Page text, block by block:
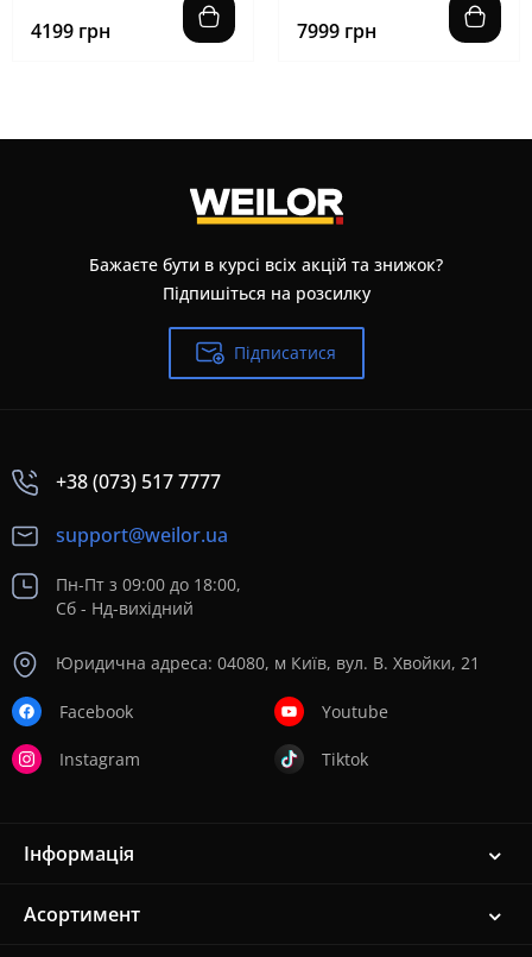
4199 грн 7999 грн
Бажаєте бути в курсі всіх акцій та знижок?
Підпишіться на розсилку
Підписатися
+38 (073) 517 7777
support@weilor.ua
Пн-Пт з 09:00 до 18:00,
Сб - Нд-вихідний
Юридична адреса: 04080, м Київ, вул. В. Хвойки, 21
Facebook
Instagram
Youtube
Tiktok
Інформація
Асортимент